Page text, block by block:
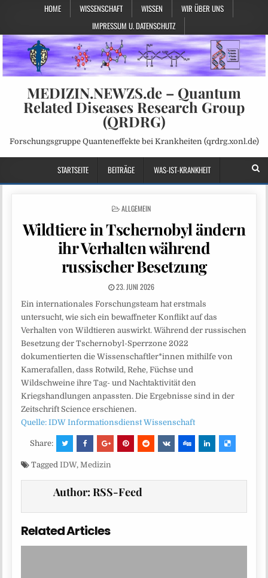
HOME WISSENSCHAFT WISSEN
WIR ÜBER UNS
IMPRESSUM U. DATENSCHUTZ
MEDIZIN.NEWZS.de – Quantum
Related Diseases Research Group
(QRDRG)
Forschungsgruppe Quanteneffekte bei Krankheiten (qrdrg.xonl.de)
STARTSEITE BEITRÄGE WAS-IST-KRANKHEIT
POSTED
ALLGEMEIN
Wildtiere in Tschernobyl ändern
ihr Verhalten während
russischer Besetzung
23. JUNI 2026
Ein internationales Forschungsteam hat erstmals
untersucht, wie sich ein bewaffneter Konflikt auf das
Verhalten von Wildtieren auswirkt. Während der russischen
Besetzung der Tschernobyl-Sperrzone 2022
dokumentierten die Wissenschaftler*innen mithilfe von
Kamerafallen, dass Rotwild, Rehe, Füchse und
Wildschweine ihre Tag- und Nachtaktivität den
Kriegshandlungen anpassten. Die Ergebnisse sind in der
Zeitschrift Science erschienen.
Quelle: IDW Informationsdienst Wissenschaft
Share:
TaggedIDW,Medizin
Author:RSS-Feed
Related Articles